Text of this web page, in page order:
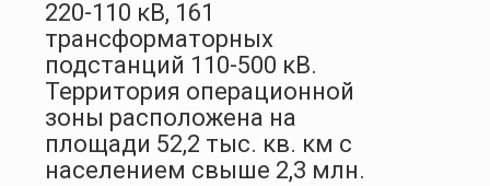
220-110 кВ, 161
трансформаторных
подстанций 110-500 кВ.
Территория операционной
зоны расположена на
площади 52,2 тыс. кв. км с
населением свыше 2,3 млн.